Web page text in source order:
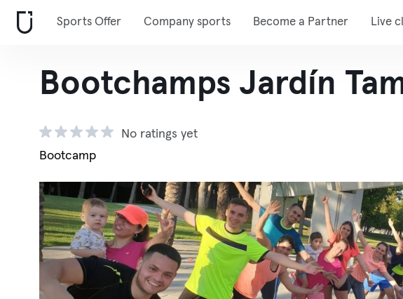
Sports Offer Company sports Become a Partner Live
Bootchamps Jardín
No ratings yet
Bootcamp